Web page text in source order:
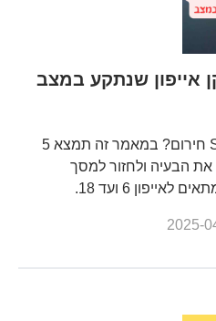
אייפון שנתקע במצב
האייפון נתקע במסך SOS חירום? במאמר זה תמצא 5
את הבעיה ולחזור למסך
6 ועד 18.
2025-